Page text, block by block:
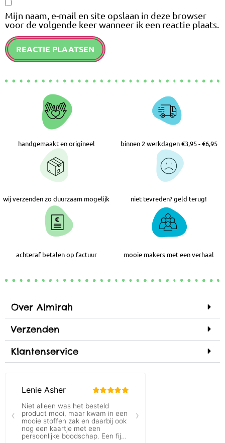
Mijn naam, e-mail en site opslaan in deze browser
voor de volgende keer wanneer ik een reactie plaats.
handgemaakt en origineel binnen 2 werkdagen €3,95 - €6,95
wij verzenden zo duurzaam mogelijk niet tevreden? geld terug!
achteraf betalen op factuur mooie makers met een verhaal
Over Almirah
Verzenden
Klantenservice